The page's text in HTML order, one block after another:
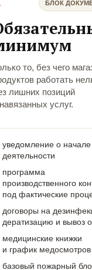
БЛОК
то, без чего
работать
лишних позиций
услуг.
уведомление о начале
деятельности
программа
производственного
под фактические
договоры на
дератизацию и вывоз
медицинские книжки
и график медосмотров
базовый пожарный